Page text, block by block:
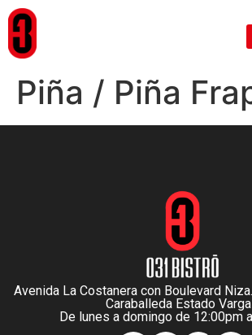
Piña / Piña
Avenida La Costanera con Boulevard
Caraballeda Estado
De lunes a domingo de 12:00pm